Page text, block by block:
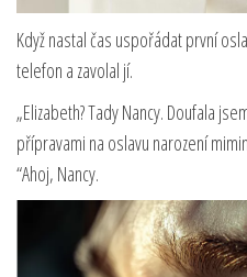
Když nastal čas uspořádat první
telefon a zavolal jí.
„Elizabeth? Tady Nancy. Doufala
přípravami na oslavu narození
“Ahoj, Nancy.